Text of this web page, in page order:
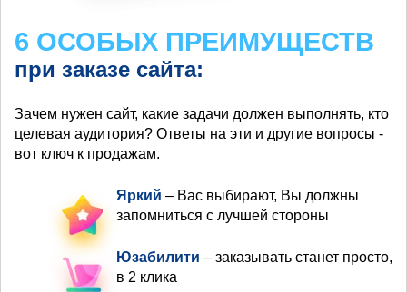
6 ОСОБЫХ ПРЕИМУЩЕСТВ
при заказе сайта:
Зачем нужен сайт, какие задачи должен выполнять, кто
целевая аудитория? Ответы на эти и другие вопросы -
вот ключ к продажам.
Яркий – Вас выбирают, Вы должны
запомниться с лучшей стороны
Юзабилити – заказывать станет просто,
в 2 клика